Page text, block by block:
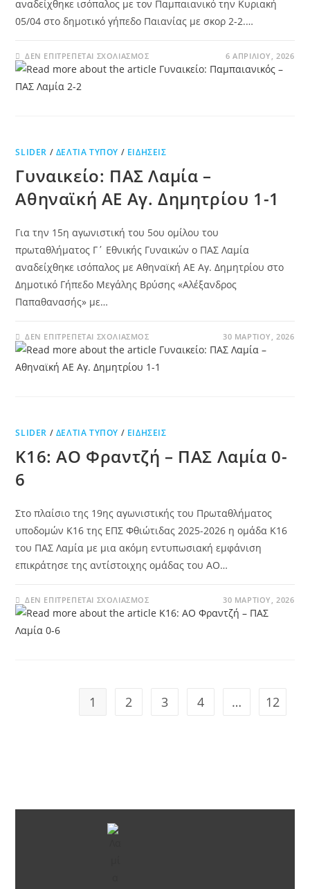
αναδείχθηκε ισόπαλος με τον Παμπαιανικό την Κυριακή
05/04 στο δημοτικό γήπεδο Παιανίας με σκορ 2-2.…
ΔΕΝ ΕΠΙΤΡΈΠΕΤΑΙ ΣΧΟΛΙΑΣΜΌΣ 6 ΑΠΡΙΛΊΟΥ, 2026
SLIDER / ΔΕΛΤΊΑ ΤΎΠΟΥ / ΕΙΔΉΣΕΙΣ
Γυναικείο: ΠΑΣ Λαμία –
Αθηναϊκή ΑΕ Αγ. Δημητρίου 1-1
Για την 15η αγωνιστική του 5ου ομίλου του
πρωταθλήματος Γ΄ Εθνικής Γυναικών ο ΠΑΣ Λαμία
αναδείχθηκε ισόπαλος με Αθηναϊκή ΑΕ Αγ. Δημητρίου στο
Δημοτικό Γήπεδο Μεγάλης Βρύσης «Αλέξανδρος
Παπαθανασής» με…
ΔΕΝ ΕΠΙΤΡΈΠΕΤΑΙ ΣΧΟΛΙΑΣΜΌΣ 30 ΜΑΡΤΊΟΥ, 2026
SLIDER / ΔΕΛΤΊΑ ΤΎΠΟΥ / ΕΙΔΉΣΕΙΣ
Κ16: ΑΟ Φραντζή – ΠΑΣ Λαμία 0-
6
Στο πλαίσιο της 19ης αγωνιστικής του Πρωταθλήματος
υποδομών Κ16 της ΕΠΣ Φθιώτιδας 2025-2026 η ομάδα Κ16
του ΠΑΣ Λαμία με μια ακόμη εντυπωσιακή εμφάνιση
επικράτησε της αντίστοιχης ομάδας του ΑΟ…
ΔΕΝ ΕΠΙΤΡΈΠΕΤΑΙ ΣΧΟΛΙΑΣΜΌΣ 30 ΜΑΡΤΊΟΥ, 2026
1 2 3 4 … 12